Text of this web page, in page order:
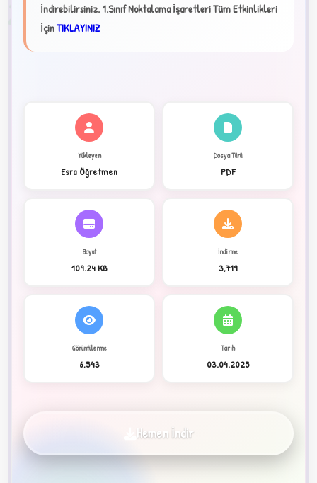
İndirebilirsiniz.1.Sınıf Noktalama İşaretleri Tüm Etkinlikleri
İçinTIKLAYINIZ
Yükleyen
Esra Öğretmen
Dosya Türü
PDF
Boyut
109.24 KB
İndirme
3,719
Görüntülenme
6,543
Tarih
03.04.2025
Hemen İndir